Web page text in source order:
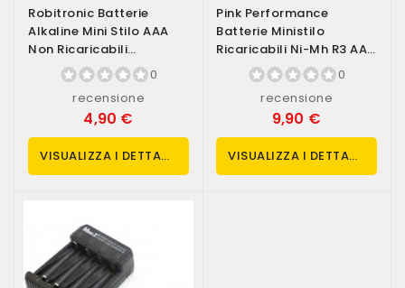
Robitronic Batterie
Alkaline Mini Stilo AAA
Non Ricaricabili
Confezione 4...
0
recensione
4,90 €
VISUALIZZA I DETTAGLI
Pink Performance
Batterie Ministilo
Ricaricabili Ni-Mh R3 AAA
800mAh Mini-Z...
0
recensione
9,90 €
VISUALIZZA I DETTAGLI